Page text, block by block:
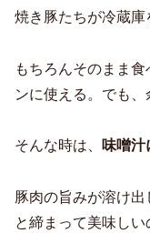
焼き豚たちが冷蔵庫
もちろんそのまま
ンに使える。でも、
そんな時は、 味噌汁
豚肉の旨みが溶け
と締まって美味しい